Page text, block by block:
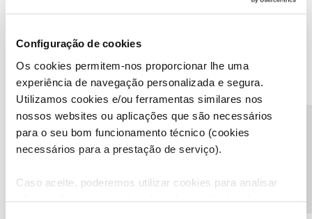
Configuração de cookies
Os cookies permitem-nos proporcionar lhe uma
experiência de navegação personalizada e segura.
Utilizamos cookies e/ou ferramentas similares nos
nossos websites ou aplicações que são necessários
para o seu bom funcionamento técnico (cookies
necessários para a prestação de serviço).
Caso aceite, poderemos utilizar cookies para analisar
Descubra as novidades de julho